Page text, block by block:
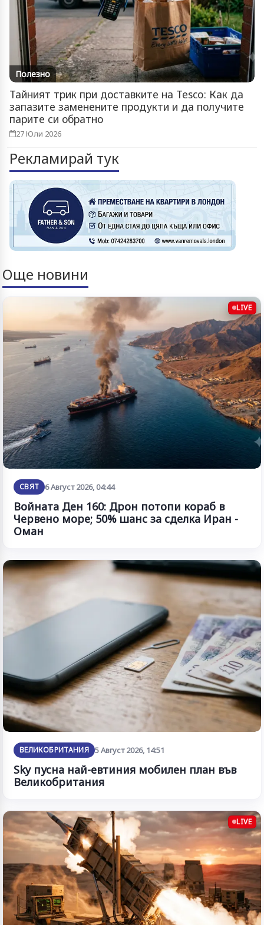
Полезно
Тайният трик при доставките на Tesco: Как да
запазите заменените продукти и да получите
парите си обратно
27 Юли 2026
Рекламирай тук
Още новини
LIVE
СВЯТ 6 Август 2026, 04:44
Войната Ден 160: Дрон потопи кораб в
Червено море; 50% шанс за сделка Иран -
Оман
ВЕЛИКОБРИТАНИЯ 5 Август 2026, 14:51
Sky пусна най-евтиния мобилен план във
Великобритания
LIVE